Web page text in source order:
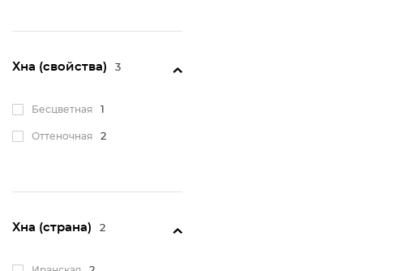
Хна (свойства) 3
Бесцветная 1
Оттеночная 2
Хна (страна) 2